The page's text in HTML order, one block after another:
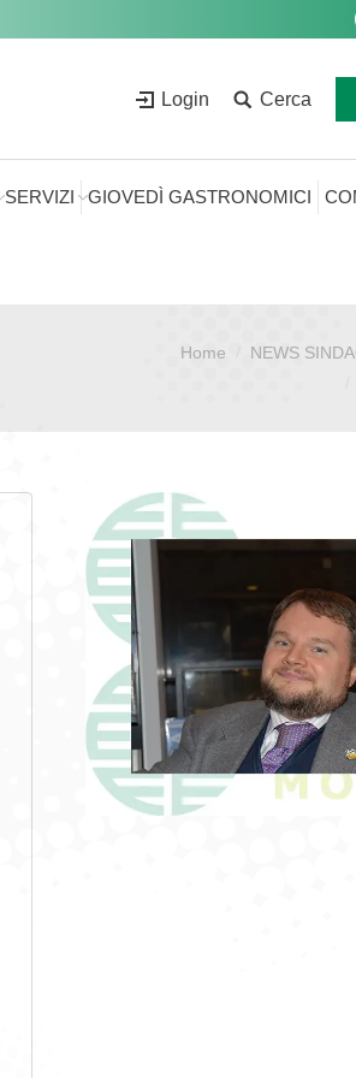
Login Cerca
SERVIZI GIOVEDÌ GASTRONOMICI
Home
NEWS